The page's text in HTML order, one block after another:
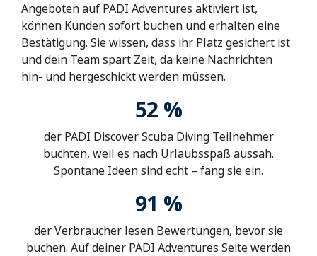
Angeboten auf PADI Adventures aktiviert ist,
können Kunden sofort buchen und erhalten eine
Bestätigung. Sie wissen, dass ihr Platz gesichert ist
und dein Team spart Zeit, da keine Nachrichten
hin- und hergeschickt werden müssen.
52 %
der PADI Discover Scuba Diving Teilnehmer
buchten, weil es nach Urlaubsspaß aussah.
Spontane Ideen sind echt – fang sie ein.
91 %
der Verbraucher lesen Bewertungen, bevor sie
buchen. Auf deiner PADI Adventures Seite werden